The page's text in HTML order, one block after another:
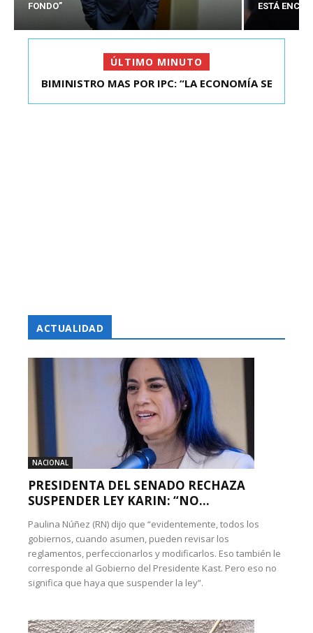
FONDO”
ESTÁ
ÚLTIMO MINUTO
KAST SE REUNIÓ CON EL PRESIDENTE ELECTO DE
BIMINISTRO MAS POR IPC: “LA ECONOMÍA SE
ACTUALIDAD
NACIONAL
PRESIDENTA DEL SENADO RECHAZA
SUSPENDER LEY KARIN: “NO...
Paulina Núñez (RN) dijo que “evidentemente, todos los
gobiernos, cuando asumen, pueden revisar los
reglamentos, perfeccionarlos y modificarlos. Eso también le
corresponde al Gobierno del Presidente Kast. Pero eso no
significa que haya que suspender la ley”.